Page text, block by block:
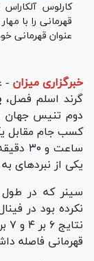
کارلوس
قهرمانی را با
عنوان قهرمانی
خبرگزاری میزان -
گرند اسلم فصل،
دوم تنیس جهان
ساعت
یکی از نبرد‌های
سینر که در
نکرده بود در
قهرمانی فاصله